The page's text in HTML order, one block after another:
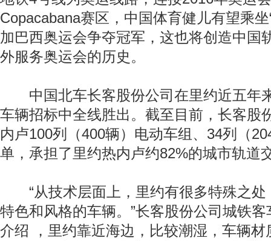
Copacabana赛区，中国体育健儿有望乘
加巴西奥运会争夺冠军，这也将创造中国
外服务奥运会的历史。
中国北车长客股份公司在里约近五年
车辆招标中全线胜出。截至目前，长客股
内卢100列（400辆）电动车组、34列（
单，承担了里约热内卢约82%的城市轨道
“从技术层面上，里约有很多特殊之处
特色和风格的车辆。”长客股份公司城铁
介绍 ，里约靠近海边，比较潮湿，车辆